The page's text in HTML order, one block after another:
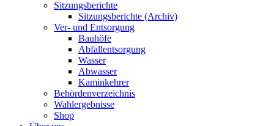
Sitzungsberichte
Sitzungsberichte (Archiv)
Ver- und Entsorgung
Bauhöfe
Abfallentsorgung
Wasser
Abwasser
Kaminkehrer
Behördenverzeichnis
Wahlergebnisse
Shop